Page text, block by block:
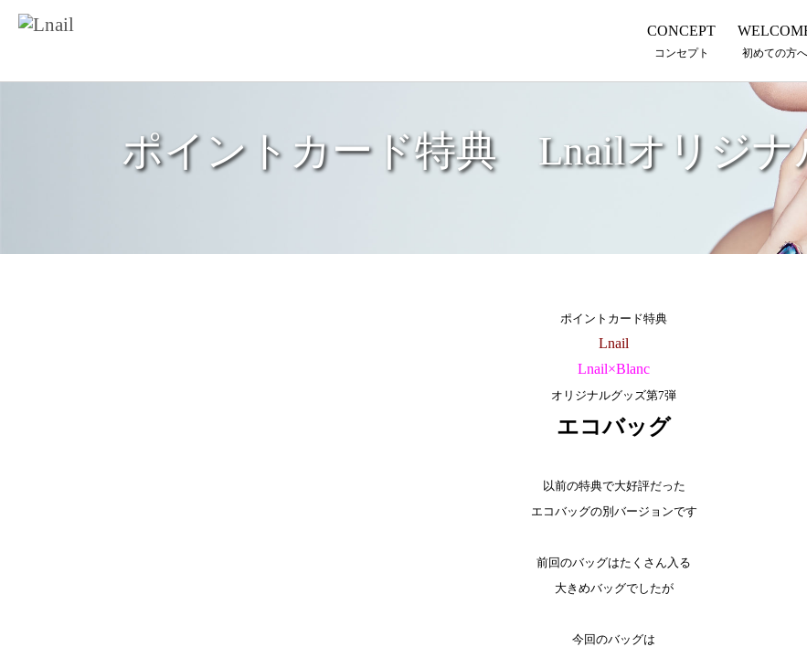
CONCEPT
コンセプト 初めての方へ
ポイントカード特典 Lnailオリジ
ポイントカード特典
Lnail
Lnail×Blanc
オリジナルグッズ第7弾
エコバッグ
以前の特典で大好評だった
エコバッグの別バージョンです
前回のバッグはたくさん入る
大きめバッグでしたが
今回のバッグは